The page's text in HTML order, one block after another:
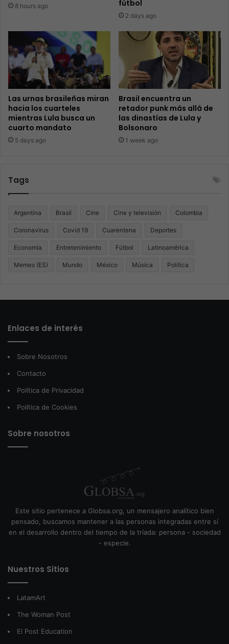
8 hours ago
fútbol
2 days ago
Las urnas brasileñas miran
hacia los cuarteles
mientras Lula busca un
cuarto mandato
5 days ago
Brasil encuentra un
retador punk más allá de
las dinastías de Lula y
Bolsonaro
1 week ago
Tags
Argentina Brasil Cine Cine y televisión Colombia
Coronavirus Covid 19 Cuarentena Deportes
Economía Entretenimiento Fútbol Latinoamérica
Memes (ES) Mundo México Música Politica
Enlaces de interés
Sobre Nosotros
Contacto
Política de Privacidad
Política de Cookies
Sobre nosotros
Este sitio pertenece a Globsa.org, un mensajero analítico bien
pensado, buscamos mantener a las personas integradas entre sí
en el desarrollo dentro del tiempo de la tríada: persona - sociedad
- especie.
Nuestros Sitios
LatamArt
The Woman Post
El Post Education